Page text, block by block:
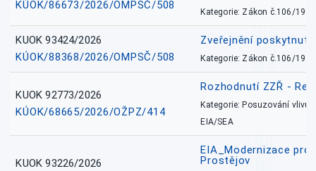
KÚOK/86673/2026/OMPSČ/508
Kategorie: Zákon č.106/1999
KUOK 93424/2026
KÚOK/88368/2026/OMPSČ/508
Zveřejnění
Kategorie: Zákon č.106/1999
KUOK 92773/2026
KÚOK/68665/2026/OŽPZ/414
Rozhodnutí ZZŘ -
Kategorie: Posuzování vlivů
EIA/SEA
KUOK 93226/2026
EIA_Modernizace
Prostějov